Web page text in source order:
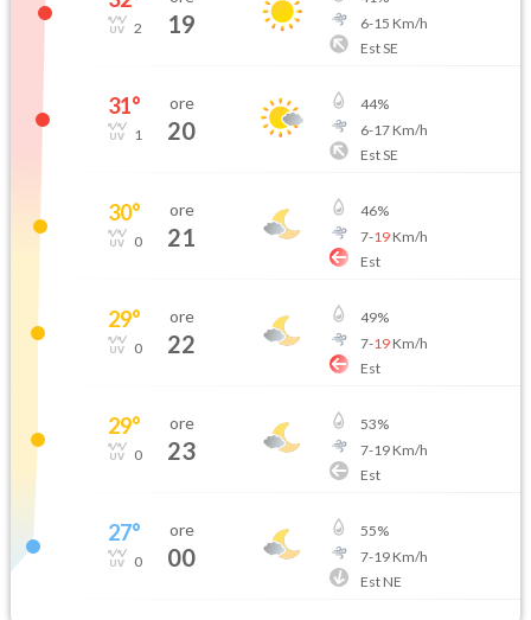
2 19
6-15 Km/h
Est SE
31°
1
ore
20
44%
6-17Km/h
Est SE
30°
0
ore
21
46%
7-19Km/h
Est
29°
0
ore
22
49%
7-19Km/h
Est
29°
0
ore
23
53%
7-19Km/h
Est
27°
0
ore
00
55%
7-19Km/h
Est NE